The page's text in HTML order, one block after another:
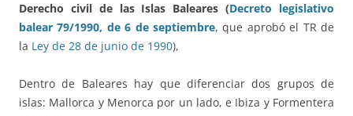
Derecho civil de las Islas Baleares (Decreto legislativo
balear 79/1990, de 6 de septiembre, que aprobó el TR de
la Ley de 28 de junio de 1990),
Dentro de Baleares hay que diferenciar dos grupos de
islas: Mallorca y Menorca por un lado, e Ibiza y Formentera